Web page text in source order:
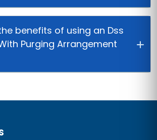
benefits of using an Dss
Purging Arrangement